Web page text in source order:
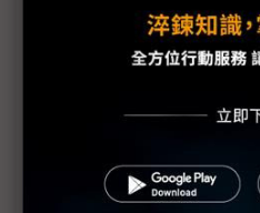
Ambient Photonics室內光
ESG成為企業轉型引擎的
COMPUTEX 2023盛大登
齊聚一堂 共同引爆AI